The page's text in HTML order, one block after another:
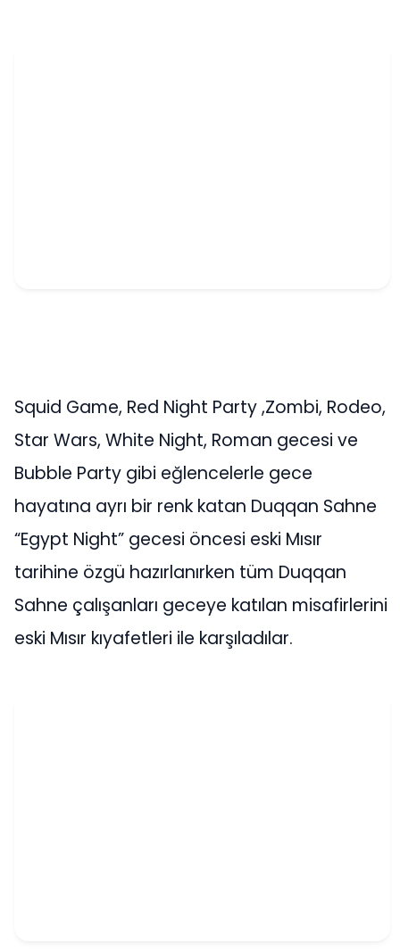
Squid Game, Red Night Party ,Zombi, Rodeo,
Star Wars, White Night, Roman gecesi ve
Bubble Party gibi eğlencelerle gece
hayatına ayrı bir renk katan Duqqan Sahne
“Egypt Night” gecesi öncesi eski Mısır
tarihine özgü hazırlanırken tüm Duqqan
Sahne çalışanları geceye katılan misafirlerini
eski Mısır kıyafetleri ile karşıladılar.